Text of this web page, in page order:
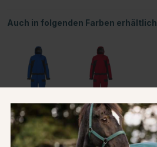
Auch in folgenden Farben erhältlich